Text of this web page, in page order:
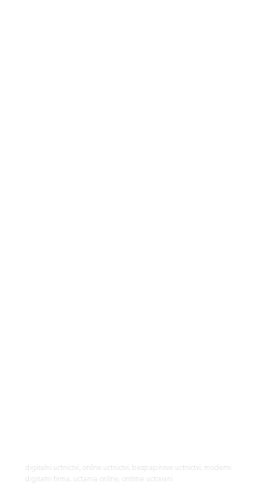
digitalni uctnictvi, online uctnictvi, bezpapirove uctnictvi, moderni
digitalni firma, uctarna online, ontime uctovani